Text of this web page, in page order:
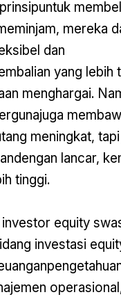
mereka
dan
yang lebih
menghargai.
meningkat,
lancar,
tinggi.
equity
investasi